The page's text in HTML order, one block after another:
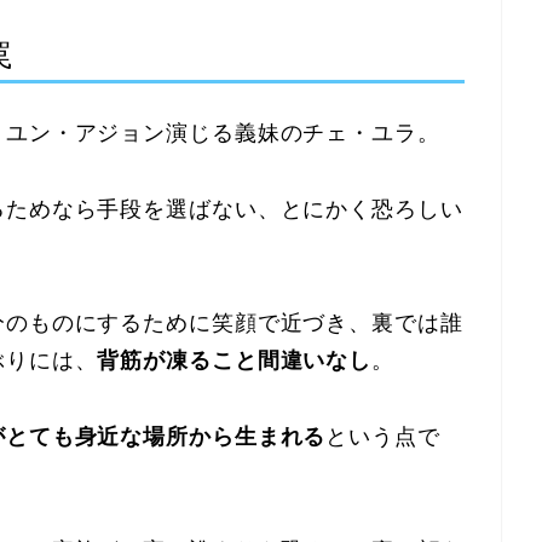
ン・アジョン演じる義妹のチェ・ユラ。
めなら手段を選ばない、とにかく恐ろしい
ものにするために笑顔で近づき、裏では誰
りには、背筋が凍ること間違いなし 。
とても身近な場所から生まれる という点で